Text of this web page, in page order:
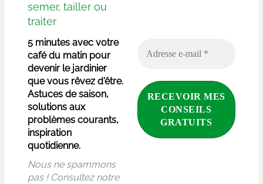
semer, tailler ou
traiter
5 minutes avec votre
café du matin pour
devenir le jardinier
que vous rêvez d'être.
Astuces de saison,
solutions aux
problèmes courants,
inspiration
quotidienne.
Nous ne spammons
pas ! Consultez notre